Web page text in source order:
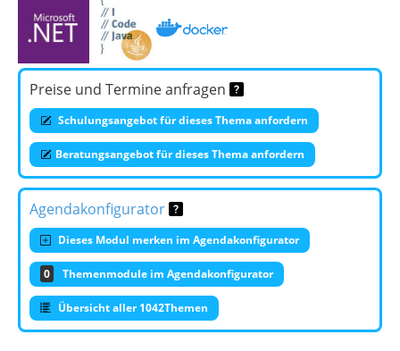
Preise und Termine anfragen
Schulungsangebot für dieses Thema anfordern
Beratungsangebot für dieses Thema anfordern
Agendakonfigurator
Dieses Modul merken im Agendakonfigurator
0 Themenmodule im Agendakonfigurator
Übersicht aller 1042Themen